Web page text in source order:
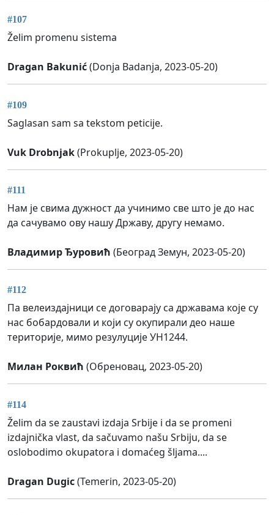
#107
Želim promenu sistema
Dragan Bakunić(Donja Badanja, 2023-05-20)
#109
Saglasan sam sa tekstom peticije.
Vuk Drobnjak(Prokuplje, 2023-05-20)
#111
Нам је свима дужност да учинимо све што је до нас
да сачувамо ову нашу Државу, другу немамо.
Владимир Ђуровић (Београд Земун, 2023-05-20)
#112
Па велеиздајници се договарају са државама које су
нас бобардовали и који су окупирали део наше
територије, мимо резулуције УН1244.
Mилан Роквић (Обреновац, 2023-05-20)
#114
Želim da se zaustavi izdaja Srbije i da se promeni
izdajnička vlast, da sačuvamo našu Srbiju, da se
oslobodimo okupatora i domaćeg šljama....
Dragan Dugic(Temerin, 2023-05-20)